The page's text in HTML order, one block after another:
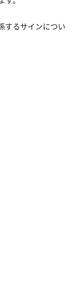
するサインについ